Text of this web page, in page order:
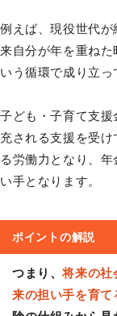
例えば、現役世代
来自分が年を重ね
いう循環で成り立っ
子ども・子育て支
充される支援を受
る労働力となり、
い手となります。
ポイントの解説
つまり、将来の社
来の担い手を育て